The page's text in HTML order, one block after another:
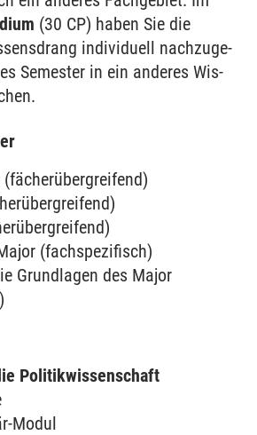
(30 CP) haben Sie die
in­di­vi­du­ell nach­zu­ge­
Semester in ein an­de­res Wis­
(fachspezifisch)
Grundlagen des Major
Politikwissenschaft
Modul